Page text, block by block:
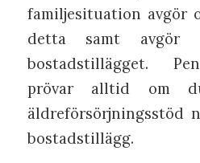
familjesituation
detta samt avgör
bostadstillägget.
prövar alltid om
äldreförsörjningsstöd
bostadstillägg.